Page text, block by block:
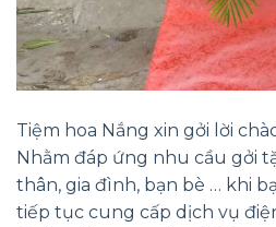
Tiệm hoa Nắng xin gởi lời
Nhằm đáp ứng nhu cầu gởi
thân, gia đình, bạn bè … khi
tiếp tục cung cấp dịch vụ